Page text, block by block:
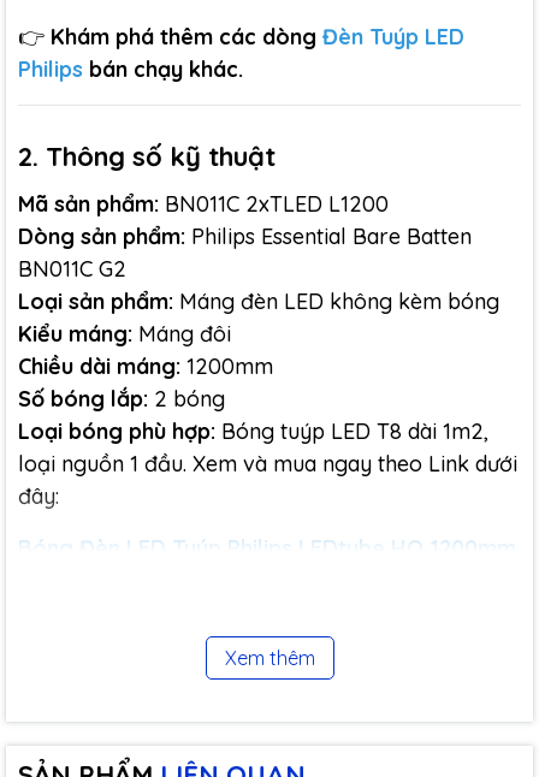
👉 Khám phá thêm các dòng Đèn Tuýp LED
Philips bán chạy khác.
2. Thông số kỹ thuật
Mã sản phẩm: BN011C 2xTLED L1200
Dòng sản phẩm: Philips Essential Bare Batten
BN011C G2
Loại sản phẩm: Máng đèn LED không kèm bóng
Kiểu máng: Máng đôi
Chiều dài máng: 1200mm
Số bóng lắp: 2 bóng
Loại bóng phù hợp: Bóng tuýp LED T8 dài 1m2,
loại nguồn 1 đầu. Xem và mua ngay theo Link dưới
đây:
Bóng Đèn LED Tuýp Philips LEDtube HO 1200mm
Không gian sử dụng:Trong nhà, khu vực khô ráo,
Bóng đi kèm:Không kèm bóng
Ứng dụng:Nhà ở, văn phòng, cửa hàng, hành
Xem thêm